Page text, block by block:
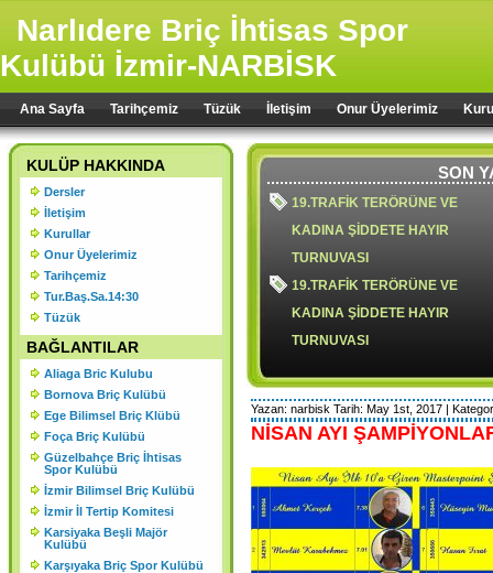
Narlıdere Briç İhtisas Spor
Kulübü İzmir-NARBİSK
Ana Sayfa Tarihçemiz Tüzük İletişim Onur Üyelerimiz
SON
19.TRAFİK TERÖRÜNE VE
KADINA ŞİDDETE HAYIR
TURNUVASI
19.TRAFİK TERÖRÜNE VE
KADINA ŞİDDETE HAYIR
TURNUVASI
18.TRAFİK TERÖRÜ VE
2024 YILI OLAĞAN GENEL
KURULU SONUCU ORGANLAR
ŞU ŞEKİLDE OLUŞMUŞTUR.
Yazan: narbisk Tarih: May 1st, 2017 |
NİSAN AYI
KULÜP HAKKINDA
Dersler
İletişim
Kurullar
Onur Üyelerimiz
Tarihçemiz
Tur.Baş.Sa.14:30
Tüzük
BAĞLANTILAR
Aliaga Bric Kulubu
Bornova Briç Kulübü
Ege Bilimsel Briç Klübü
Foça Briç Kulübü
Güzelbahçe Briç İhtisas
Spor Kulübü
İzmir Bilimsel Briç Kulübü
İzmir İl Tertip Komitesi
Karsiyaka Beşli Majör
Kulübü
Karşıyaka Briç Spor Kulübü